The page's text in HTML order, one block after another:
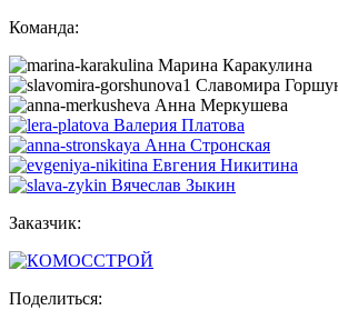
Команда:
Марина Каракулина
Славомира
Анна Меркушева
Валерия Платова
Анна Стронская
Евгения Никитина
Вячеслав Зыкин
Заказчик:
Поделиться: